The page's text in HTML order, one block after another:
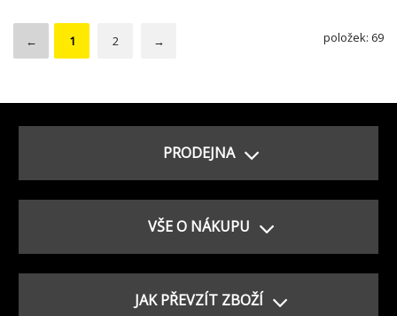
← 1 2 → položek: 69
PRODEJNA
VŠE O NÁKUPU
JAK PŘEVZÍT ZBOŽÍ